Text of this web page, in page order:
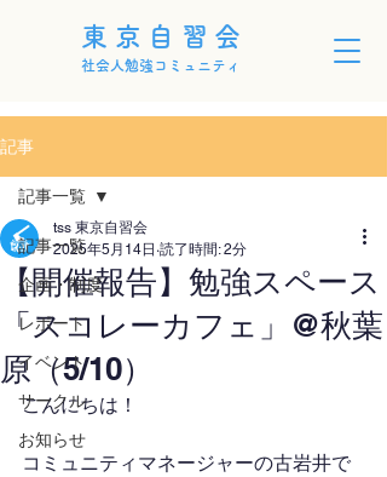
東京自習会
社会人勉強コミュニティ
記事
記事一覧
企画・制度
レポート
イベント
サークル
お知らせ
記事一覧
【開催報告】勉強スペース
「スコレーカフェ」@秋葉
原（5/10）
tss 東京自習会
2025年5月14日 読了時間: 2分
こんにちは！
コミュニティマネージャーの古岩井で